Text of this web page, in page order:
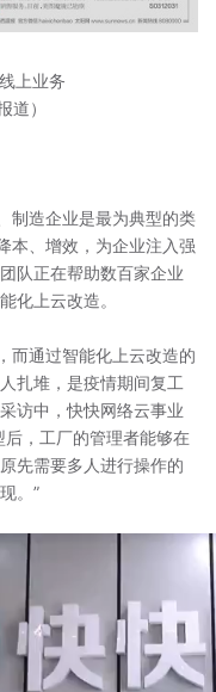
上业务
道）
造企业是最为典型的类
本、增效，为企业注入强
队正在帮助数百家企业
化上云改造。
通过智能化上云改造的
扎堆，是疫情期间复工
访中，快快网络云事业
，工厂的管理者能够在
先需要多人进行操作的
。”